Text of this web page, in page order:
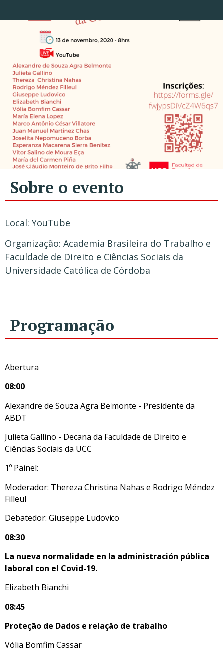
Sobre o evento
Local: YouTube
Organização: Academia Brasileira do Trabalho e
Faculdade de Direito e Ciências Sociais da
Universidade Católica de Córdoba
Programação
Abertura
08:00
Alexandre de Souza Agra Belmonte - Presidente da
ABDT
Julieta Gallino - Decana da Faculdade de Direito e
Ciências Sociais da UCC
1º Painel:
Moderador: Thereza Christina Nahas e Rodrigo Méndez
Filleul
Debatedor: Giuseppe Ludovico
08:30
La nueva normalidade en la administración pública
laboral con el Covid-19.
Elizabeth Bianchi
08:45
Proteção de Dados e relação de trabalho
Vólia Bomfim Cassar